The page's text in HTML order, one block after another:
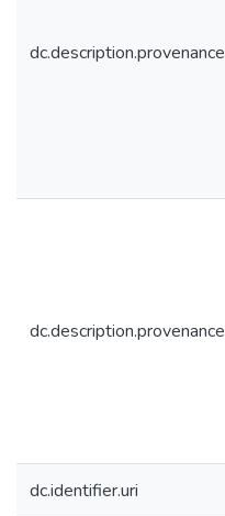
dc.description.provenance
dc.description.provenance
dc.identifier.uri